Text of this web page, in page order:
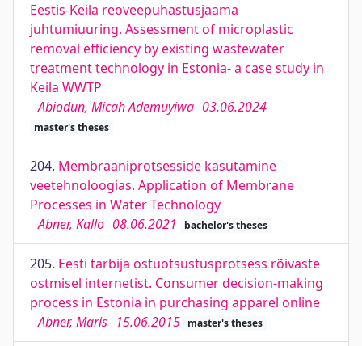
Eestis-Keila reoveepuhastusjaama
juhtumiuuring. Assessment of microplastic
removal efficiency by existing wastewater
treatment technology in Estonia- a case study in
Keila WWTP
Abiodun, Micah Ademuyiwa 03.06.2024
master's theses
204. Membraaniprotsesside kasutamine
veetehnoloogias. Application of Membrane
Processes in Water Technology
Abner, Kallo 08.06.2021 bachelor's theses
205. Eesti tarbija ostuotsustusprotsess rõivaste
ostmisel internetist. Consumer decision-making
process in Estonia in purchasing apparel online
Abner, Maris 15.06.2015 master's theses